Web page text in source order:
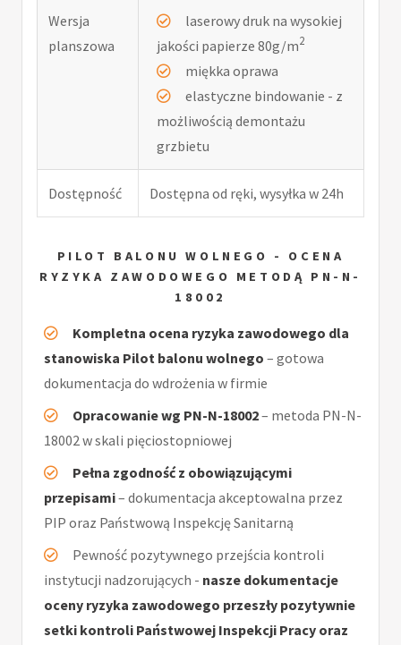
Wersja
planszowa
laserowy druk na wysokiej
jakości papierze 80g/m2
miękka oprawa
elastyczne bindowanie - z
możliwością demontażu
grzbietu
Dostępność Dostępna od ręki, wysyłka w 24h
PILOT BALONU WOLNEGO - OCENA
RYZYKA ZAWODOWEGO METODĄ PN-N-
18002
Kompletna ocena ryzyka zawodowego dla
stanowiska Pilot balonu wolnego – gotowa
dokumentacja do wdrożenia w firmie
Opracowanie wg PN-N-18002– metoda PN-N-
18002 w skali pięciostopniowej
Pełna zgodność z obowiązującymi
przepisami– dokumentacja akceptowalna przez
PIP oraz Państwową Inspekcję Sanitarną
Pewność pozytywnego przejścia kontroli
instytucji nadzorujących - nasze dokumentacje
oceny ryzyka zawodowego przeszły pozytywnie
setki kontroli Państwowej Inspekcji Pracy oraz